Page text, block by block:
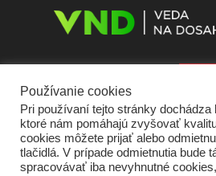
Používanie cookies
Pri používaní tejto stránky
ktoré nám pomáhajú zvyšovať
cookies môžete prijať alebo
tlačidlá. V prípade odmietnutia bude
spracovávať iba nevyhnutné